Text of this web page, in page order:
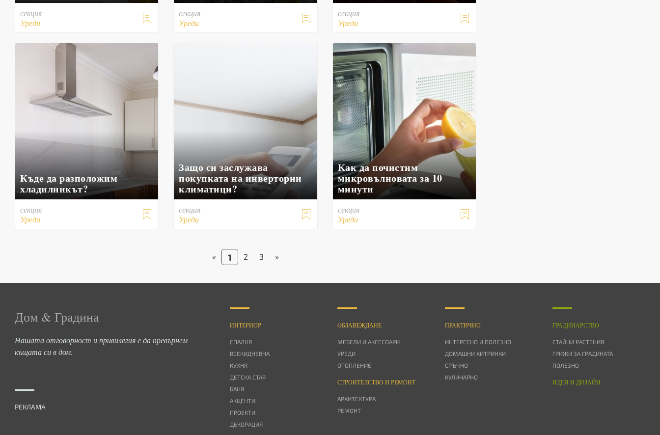

секция
Уреди

секция
Уреди

секция
Уреди
Къде да разположим
хладилникът?

секция
Уреди
Защо си заслужава
покупката на инверторни
климатици?

секция
Уреди
Как да почистим
микровълновата за 10
минути

секция
Уреди
« 1 2 3 »
Дом & Градина
Нашата отговорност и привилегия е да превърнем
къщата си в дом.
РЕКЛАМА
ИНТЕРИОР
СПАЛНЯ
ВСЕКИДНЕВНА
КУХНЯ
ДЕТСКА СТАЯ
БАНЯ
АКЦЕНТИ
ПРОЕКТИ
ДЕКОРАЦИЯ
OБЗАВЕЖДАНЕ
МЕБЕЛИ И АКСЕСОАРИ
УРЕДИ
ОТОПЛЕНИЕ
СТРОИТЕЛСТВО И РЕМОНТ
АРХИТЕКТУРА
РЕМОНТ
ПРАКТИЧНО
ИНТЕРЕСНО И ПОЛЕЗНО
ДОМАШНИ ХИТРИНКИ
СРЪЧНО
КУЛИНАРНО
ГРАДИНАРСТВО
СТАЙНИ РАСТЕНИЯ
ГРИЖИ ЗА ГРАДИНАТА
ПОЛЕЗНО
ИДЕИ И ДИЗАЙН